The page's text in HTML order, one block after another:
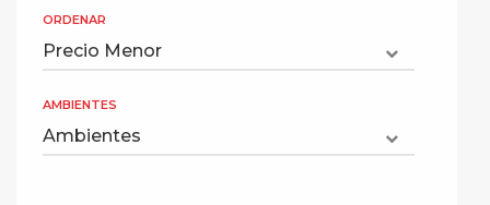
ORDENAR
AMBIENTES